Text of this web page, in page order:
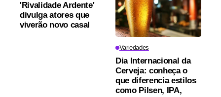
'Rivalidade Ardente'
divulga atores que
viverão novo casal
Variedades
Dia Internacional da
Cerveja: conheça o
que diferencia estilos
como Pilsen, IPA,